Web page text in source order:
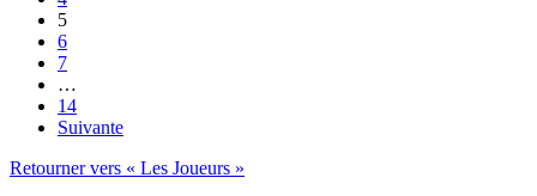
5
6
7
…
14
Suivante
Retourner vers « Les Joueurs »